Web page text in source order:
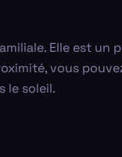
Elle est un
vous
le soleil.